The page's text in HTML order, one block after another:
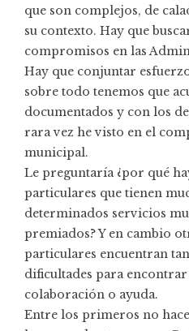
que son complejos, de
su contexto. Hay que
compromisos en las
Hay que conjuntar
sobre todo tenemos que
documentados y con los
rara vez he visto en el
municipal.
Le preguntaría ¿por qué
particulares que tienen
determinados servicios
premiados? Y en cambio
particulares encuentran
dificultades para
colaboración o ayuda.
Entre los primeros no